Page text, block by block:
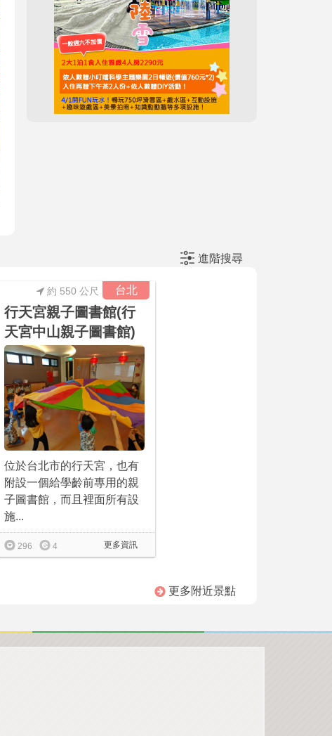
進階搜尋
台北
約 550 公尺
行天宮親子圖書館(行
天宮中山親子圖書館)
位於台北市的行天宮，也有
附設一個給學齡前專用的親
子圖書館，而且裡面所有設
施...
更多資訊
296 4
更多附近景點